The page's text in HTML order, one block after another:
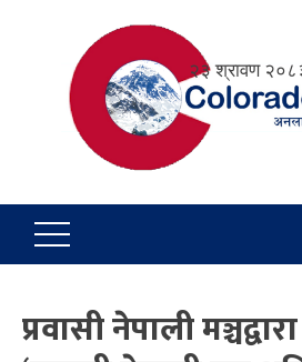
२३ श्रावण
प्रवासी नेपाली